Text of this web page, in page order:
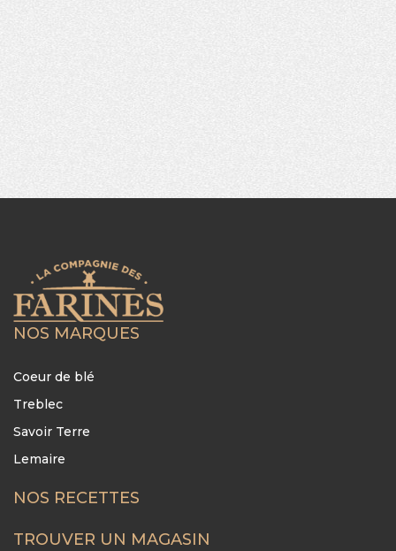
NOS MARQUES
Coeur de blé
Treblec
Savoir Terre
Lemaire
FOOTER
MENU
NOS RECETTES
TROUVER UN MAGASIN